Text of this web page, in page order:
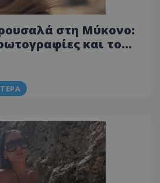
στη Μύκονο:
και το
καλοκαιρού